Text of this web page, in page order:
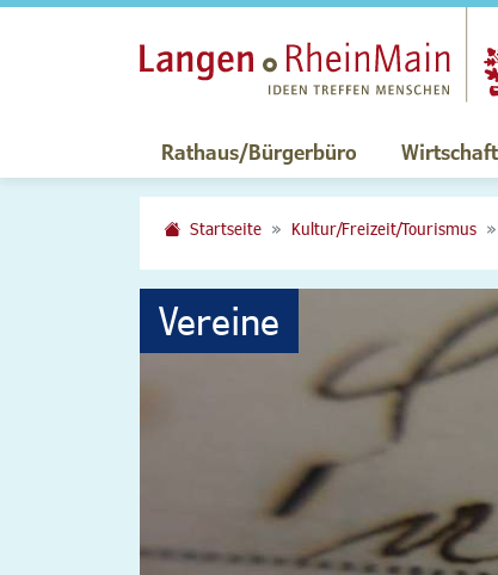
Rathaus/Bürgerbüro
Startseite Kultur/Freizeit/Tourismus
Vereine